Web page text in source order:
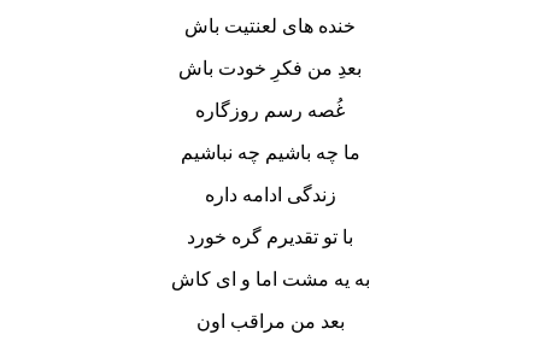
خنده های لعنتیت باش
بعدِ من فکرِ خودت باش
غُصه رسم روزگاره
ما چه باشیم چه نباشیم
زندگی ادامه داره
با تو تقدیرم گره خورد
به یه مشت اما و ای کاش
بعد من مراقب اون